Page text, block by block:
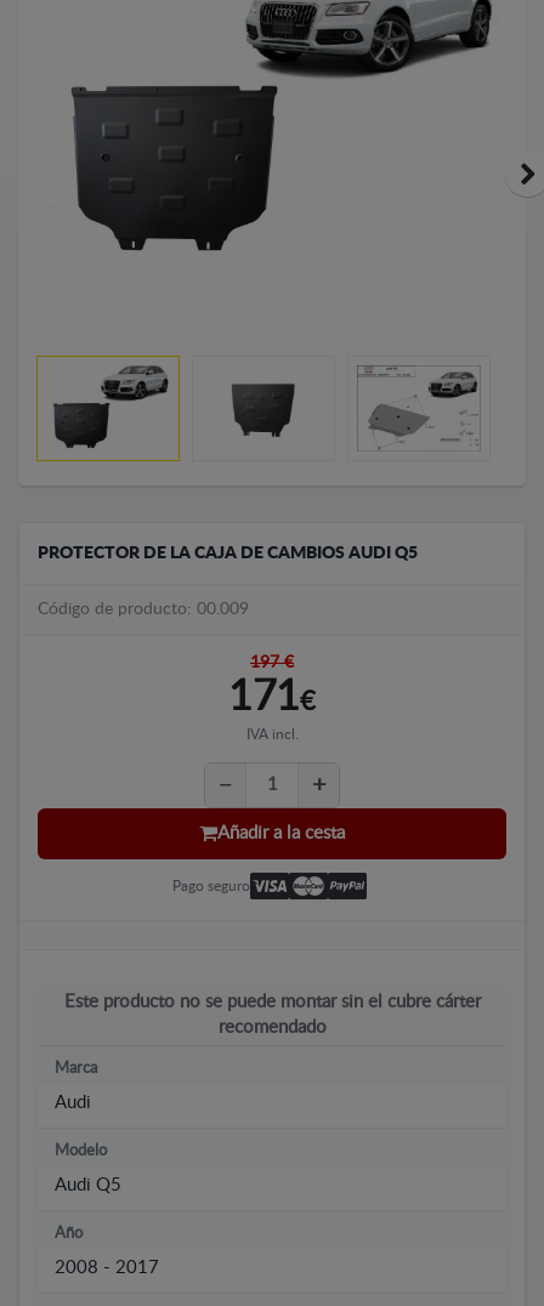
PROTECTOR DE LA CAJA DE CAMBIOS AUDI Q5
Código de producto: 00.009
197 €
171€
IVA incl.
Añadir a la cesta
Pago seguro
Este producto no se puede montar sin el cubre cárter
recomendado
Marca
Audi
Modelo
Audi Q5
Año
2008 - 2017